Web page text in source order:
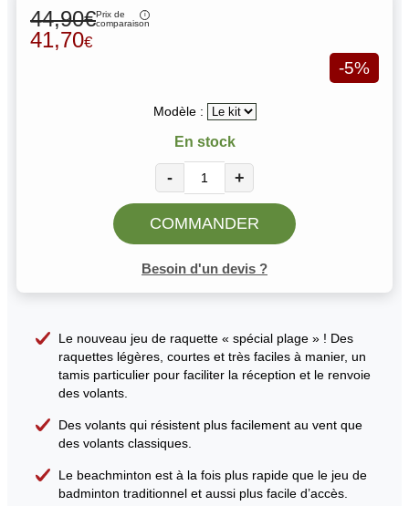
44,90€Prix de
comparaison
41,70€
-5%
Modèle :
En stock
- +
COMMANDER
Besoin d'un devis ?
Le nouveau jeu de raquette « spécial plage » ! Des
raquettes légères, courtes et très faciles à manier, un
tamis particulier pour faciliter la réception et le renvoie
des volants.
Des volants qui résistent plus facilement au vent que
des volants classiques.
Le beachminton est à la fois plus rapide que le jeu de
badminton traditionnel et aussi plus facile d’accès.